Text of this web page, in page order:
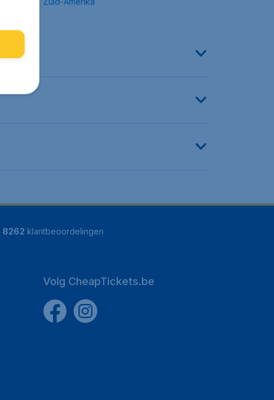
8262 klantbeoordelingen
Volg CheapTickets.be